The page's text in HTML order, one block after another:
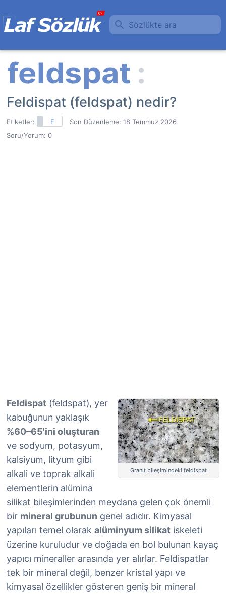
Sözlükte ara
Feldispat (feldspat) nedir?
Etiketler: F Son Düzenleme: 18 Temmuz 2026
Soru/Yorum: 0
Granit bileşimindeki feldispat
Feldispat (feldspat), yer
kabuğunun yaklaşık
%60–65'ini oluşturan
ve sodyum, potasyum,
kalsiyum, lityum gibi
alkali ve toprak alkali
elementlerin alümina
silikat bileşimlerinden meydana gelen çok önemli
bir mineral grubunun genel adıdır. Kimyasal
yapıları temel olarak alüminyum silikat iskeleti
üzerine kuruludur ve doğada en bol bulunan kayaç
yapıcı mineraller arasında yer alırlar. Feldispatlar
tek bir mineral değil, benzer kristal yapı ve
kimyasal özellikler gösteren geniş bir mineral